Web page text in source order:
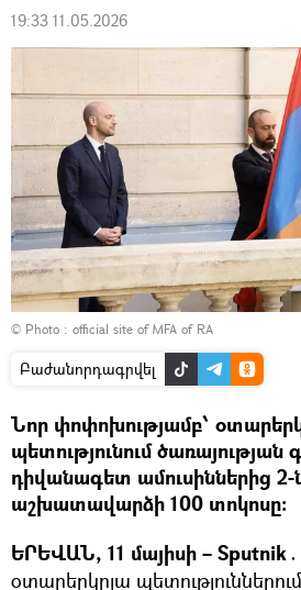
19:33 11.05.2026
© Photo : official site of MFA of RA
Բաժանորդագրվել
Նոր փոփոխությամբ՝
պետությունում ծառայության
դիվանագետ ամուսիններից
աշխատավարձի 100 տոկոսը։
ԵՐԵՎԱՆ, 11 մայիսի – Sputnik․
օտարերկրյա պետություններում